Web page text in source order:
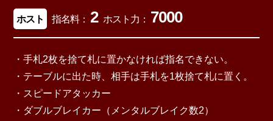
ホスト 指名料： 2 ホスト力： 7000
・手札2枚を捨て札に置かなければ指名できない。
・テーブルに出た時、相手は手札を1枚捨て札に置く。
・スピードアタッカー
・ダブルブレイカー（メンタルブレイク数2）